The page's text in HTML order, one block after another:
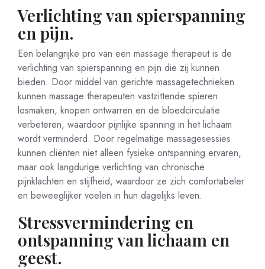
Verlichting van spierspanning
en pijn.
Een belangrijke pro van een massage therapeut is de
verlichting van spierspanning en pijn die zij kunnen
bieden. Door middel van gerichte massagetechnieken
kunnen massage therapeuten vastzittende spieren
losmaken, knopen ontwarren en de bloedcirculatie
verbeteren, waardoor pijnlijke spanning in het lichaam
wordt verminderd. Door regelmatige massagesessies
kunnen cliënten niet alleen fysieke ontspanning ervaren,
maar ook langdurige verlichting van chronische
pijnklachten en stijfheid, waardoor ze zich comfortabeler
en beweeglijker voelen in hun dagelijks leven.
Stressvermindering en
ontspanning van lichaam en
geest.